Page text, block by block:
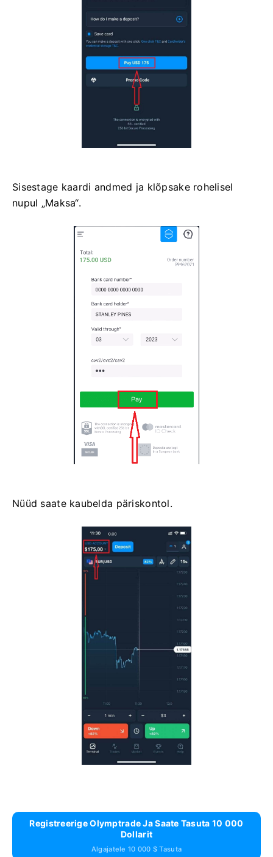
Sisestage kaardi andmed ja klõpsake rohelisel
nupul „Maksa“.
Nüüd saate kaubelda päriskontol.
Registreerige Olymptrade Ja Saate Tasuta 10 000
Dollarit
Algajatele 10 000 $ Tasuta